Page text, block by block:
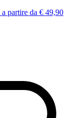
a partire da € 49,90